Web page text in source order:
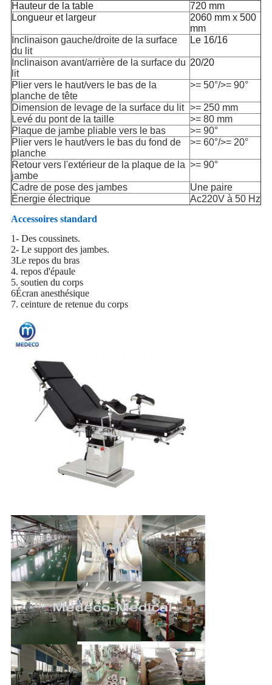
Hauteur de la table
720 mm
Longueur et largeur
2060 mm x 500
mm
Inclinaison gauche/droite de la surface
du lit
Le 16/16
Inclinaison avant/arrière de la surface du
lit
20/20
Plier vers le haut/vers le bas de la
planche de tête
>= 50°/>= 90°
Dimension de levage de la surface du lit >= 250 mm
Levé du pont de la taille
>= 80 mm
Plaque de jambe pliable vers le bas
>= 90°
Plier vers le haut/vers le bas du fond de
planche
>= 60°/>= 20°
Retour vers l'extérieur de la plaque de la
jambe
>= 90°
Cadre de pose des jambes
Une paire
Énergie électrique
Ac220V à 50 Hz
Accessoires standard
1- Des coussinets.
2- Le support des jambes.
3Le repos du bras
4. repos d'épaule
5. soutien du corps
6Écran anesthésique
7. ceinture de retenue du corps